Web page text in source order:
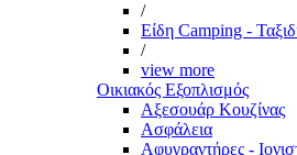
/
Είδη Camping -
/
view more
Οικιακός Εξοπλισμός
Αξεσουάρ Κουζίνας
Ασφάλεια
Αφυγραντήρες -